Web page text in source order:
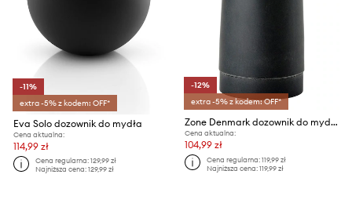
-11%
extra -5% z kodem: OFF*
Eva Solo dozownik do mydła
Cena aktualna:
114,99 zł
Cena regularna:129,99 zł
Najniższa cena:129,99 zł
-12%
extra -5% z kodem: OFF*
Zone Denmark dozownik do mydła Splash 150 ml
Cena aktualna:
104,99 zł
Cena regularna:119,99 zł
Najniższa cena:119,99 zł